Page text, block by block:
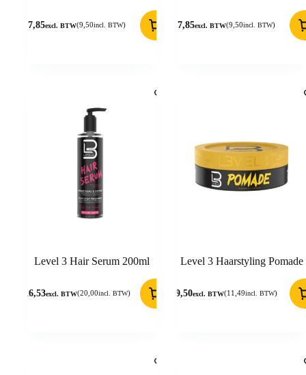
7,85excl. BTW(9,50incl. BTW) 7,85excl. BTW(9,50incl. BTW)
Level 3 Hair Serum 200ml
16,53excl. BTW(20,00incl. BTW)
Level 3 Haarstyling Pomade
9,50excl. BTW(11,49incl. BTW)